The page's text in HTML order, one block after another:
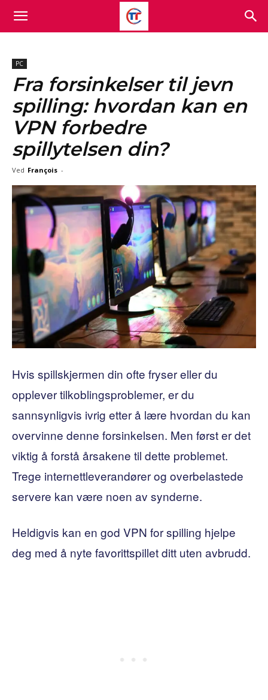
PC
Fra forsinkelser til jevn
spilling: hvordan kan en
VPN forbedre
spillytelsen din?
Ved François -
Hvis spillskjermen din ofte fryser eller du
opplever tilkoblingsproblemer, er du
sannsynligvis ivrig etter å lære hvordan du kan
overvinne denne forsinkelsen. Men først er det
viktig å forstå årsakene til dette problemet.
Trege internettleverandører og overbelastede
servere kan være noen av synderne.
Heldigvis kan en god VPN for spilling hjelpe
deg med å nyte favorittspillet ditt uten avbrudd.